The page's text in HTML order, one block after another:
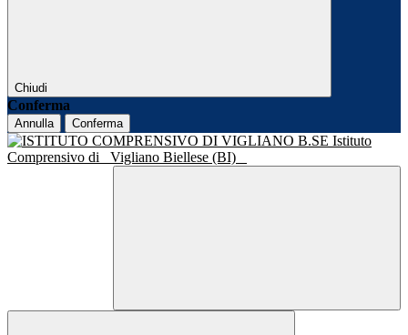
Chiudi
Conferma
Annulla Conferma
Istituto
Comprensivo di
Vigliano Biellese (BI)